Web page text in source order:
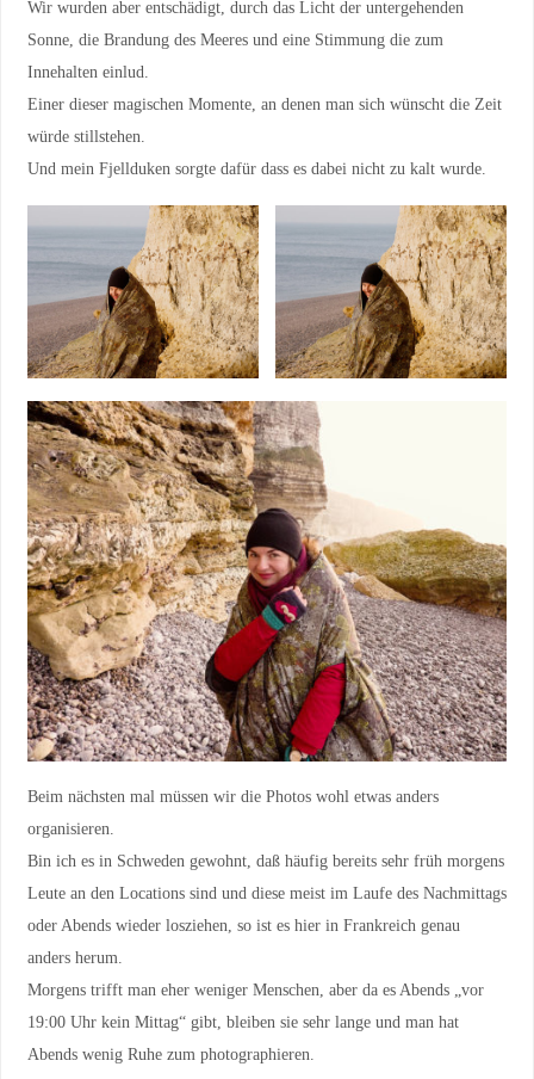
Wir wurden aber entschädigt, durch das Licht der untergehenden
Sonne, die Brandung des Meeres und eine Stimmung die zum
Innehalten einlud.
Einer dieser magischen Momente, an denen man sich wünscht die Zeit
würde stillstehen.
Und mein Fjellduken sorgte dafür dass es dabei nicht zu kalt wurde.
Beim nächsten mal müssen wir die Photos wohl etwas anders
organisieren.
Bin ich es in Schweden gewohnt, daß häufig bereits sehr früh morgens
Leute an den Locations sind und diese meist im Laufe des Nachmittags
oder Abends wieder losziehen, so ist es hier in Frankreich genau
anders herum.
Morgens trifft man eher weniger Menschen, aber da es Abends „vor
19:00 Uhr kein Mittag“ gibt, bleiben sie sehr lange und man hat
Abends wenig Ruhe zum photographieren.